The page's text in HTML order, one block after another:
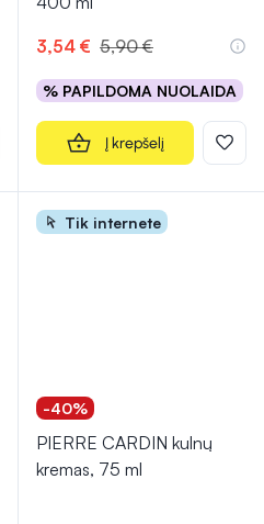
3,54 € 5,90 €
% PAPILDOMA NUOLAIDA
Į krepšelį
Tik internete
-40%
PIERRE CARDIN kulnų
kremas, 75 ml